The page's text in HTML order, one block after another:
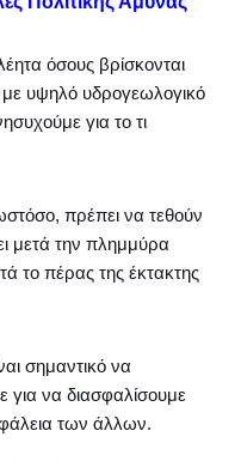
όσους βρίσκονται
υψηλό υδρογεωλογικό
για το τι
πρέπει να τεθούν
μετά την πλημμύρα
το πέρας της έκτακτης
σημαντικό να
για να διασφαλίσουμε
των άλλων.